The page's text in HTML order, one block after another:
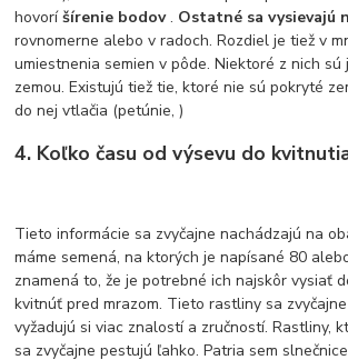
hovoríšírenie bodov. Ostatné sa vysievajú
rovnomerne alebo v radoch. Rozdiel je tiež v
umiestnenia semien v pôde. Niektoré z nich sú
zemou. Existujú tiež tie, ktoré nie sú pokryté
do nej vtlačia (petúnie, )
4. Koľko času od výsevu do
Tieto informácie sa zvyčajne nachádzajú na
máme semená, na ktorých je napísané 80
znamená to, že je potrebné ich najskôr vysiať
kvitnúť pred mrazom. Tieto rastliny sa
vyžadujú si viac znalostí a zručností. Rastliny,
sa zvyčajne pestujú ľahko. Patria sem